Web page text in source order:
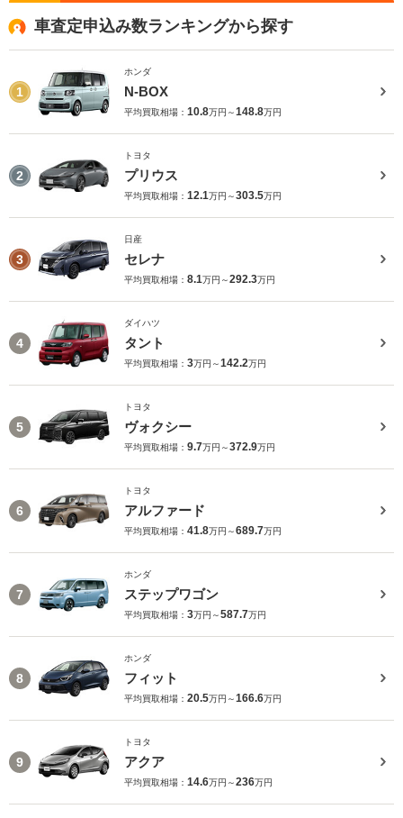
車査定申込み数ランキングから探す
1
ホンダ
N-BOX
平均買取相場： 10.8万円～148.8万円
2
トヨタ
プリウス
平均買取相場： 12.1万円～303.5万円
3
日産
セレナ
平均買取相場： 8.1万円～292.3万円
4
ダイハツ
タント
平均買取相場： 3万円～142.2万円
5
トヨタ
ヴォクシー
平均買取相場： 9.7万円～372.9万円
6
トヨタ
アルファード
平均買取相場： 41.8万円～689.7万円
7
ホンダ
ステップワゴン
平均買取相場： 3万円～587.7万円
8
ホンダ
フィット
平均買取相場： 20.5万円～166.6万円
9
トヨタ
アクア
平均買取相場： 14.6万円～236万円